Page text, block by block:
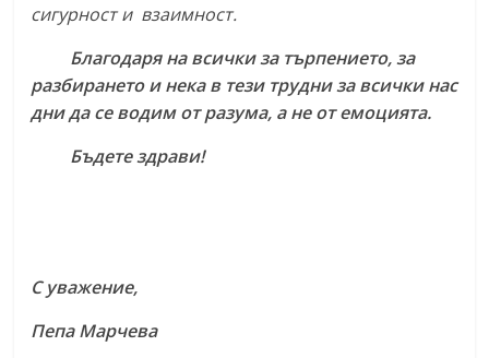
сигурност и взаимност.
Благодаря на всички за търпението, за
разбирането и нека в тези трудни за всички нас
дни да се водим от разума, а не от емоцията.
Бъдете здрави!
С уважение,
Пепа Марчева